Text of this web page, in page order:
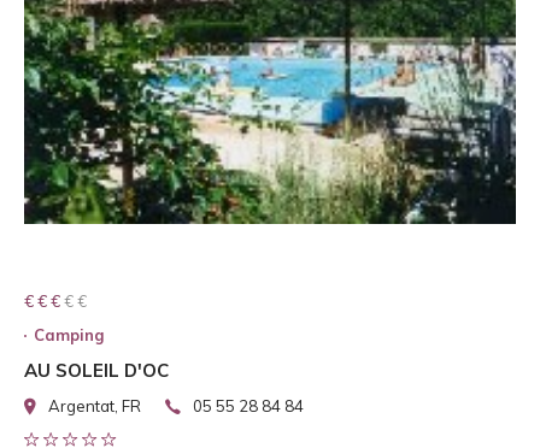
€ € € € €
€ € €
Camping
AU SOLEIL D'OC
Argentat, FR 05 55 28 84 84